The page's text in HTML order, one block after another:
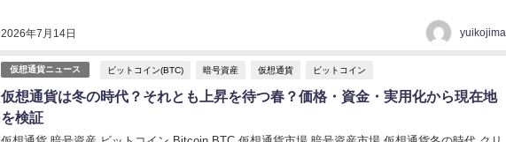
2026年7月14日 yuikojima
仮想通貨ニュース ビットコイン(BTC) 暗号資産 仮想通貨 ビットコイン
仮想通貨は冬の時代？それとも上昇を待つ春？価格・資金・実用化から現在地
を検証